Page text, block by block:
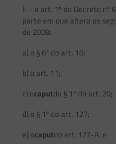
II – o art. 1º do Decreto nº
parte em que altera os
de 2008:
a) o § 6º do art. 10;
b) o art. 11;
c) ocaputdo § 1º do art. 20;
d) o § 1º do art. 127;
e) ocaputdo art. 127-A; e